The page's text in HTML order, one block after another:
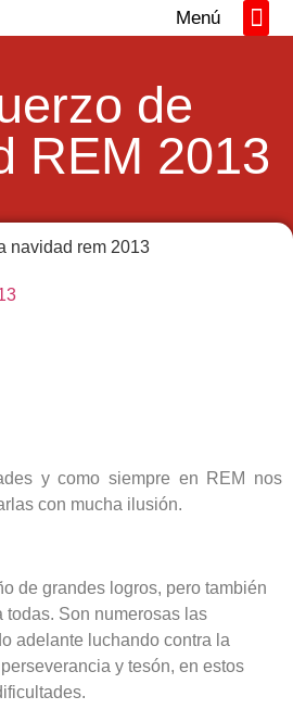
Menú
de
REM 2013
y como siempre en REM nos
con mucha ilusión.
de grandes logros, pero también
todas. Son numerosas las
adelante luchando contra la
y tesón, en estos